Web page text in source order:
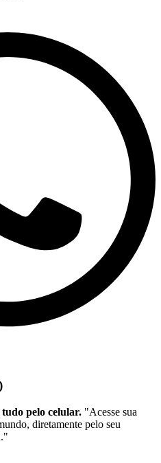
pelo celular. "Acesse sua
diretamente pelo seu